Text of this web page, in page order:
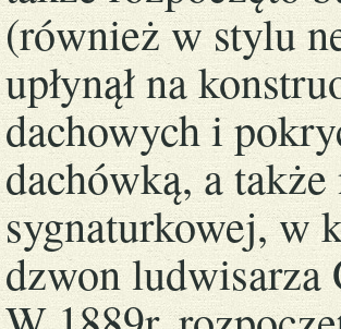
(również w stylu
upłynął na
dachowych i
dachówką, a
sygnaturkowej, w
dzwon ludwisarza